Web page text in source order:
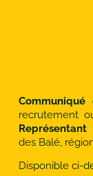
Communiqué
recrutement
Représentant
des Balé,
Disponible ci-